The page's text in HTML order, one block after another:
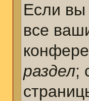
Если вы
все
раздел;